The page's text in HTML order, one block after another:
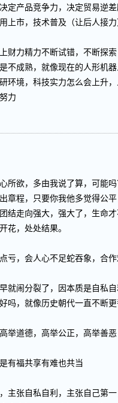
定产品竞争力，决定贸易逆
上市，技术普及（让后人接
财力精力不断试错，不断探
不成熟，就像现在的人形机
环境，科技实力怎么会上升
力
所欲，多由我说了算，可能
章程，只要你我他多觉得公
结走向强大，强大了，生命
花，处处结果。
亏，会人心不足蛇吞象，合
就闹分裂了，因本质是自私
吗，就像历史朝代一直不断
举道德，高举公正，高举善
有福共享有难也共当
主张自私自利，主张自己第